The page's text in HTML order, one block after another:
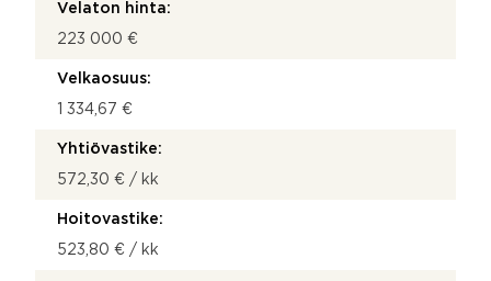
Velaton hinta:
223 000 €
Velkaosuus:
1 334,67 €
Yhtiövastike:
572,30 € / kk
Hoitovastike:
523,80 € / kk